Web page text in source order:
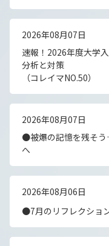
2026年08月07日
速報！2026年度大学
分析と対策
（コレイマNO.50）
2026年08月07日
●被爆の記憶を残そ
へ
2026年08月06日
●7月のリフレクショ